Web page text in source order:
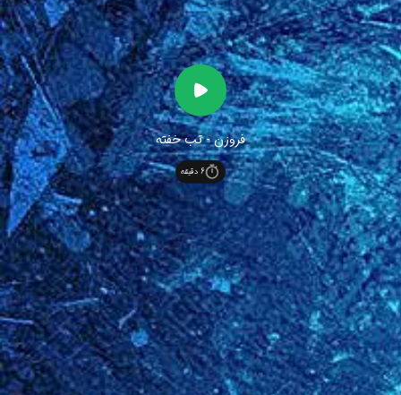
فروزن - تب خفته
6 دقیقه